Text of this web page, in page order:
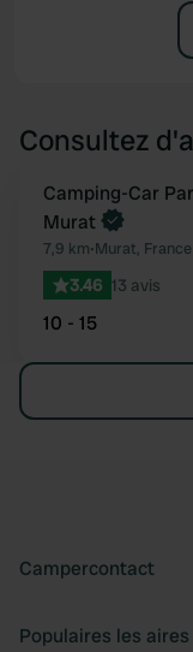
Consultez
Camping-Car
Murat
7,9 km•Murat, France
3.46 13 avis
10 - 15
Campercontact
Populaires les